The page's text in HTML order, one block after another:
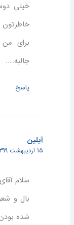
خیلی
برای
جالبه…..
پاسخ
آیلین
15 اردیبهشت 1399 در 00:54
سلام
بال و
شده